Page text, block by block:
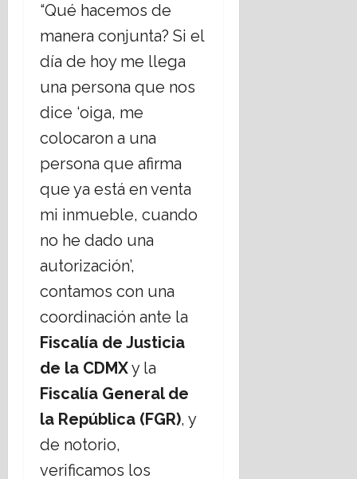
“Qué hacemos de
manera conjunta? Si el
día de hoy me llega
una persona que nos
dice ‘oiga, me
colocaron a una
persona que afirma
que ya está en venta
mi inmueble, cuando
no he dado una
autorización’,
contamos con una
coordinación ante la
Fiscalía de Justicia
de la CDMXy la
Fiscalía General de
la República (FGR), y
de notorio,
verificamos los